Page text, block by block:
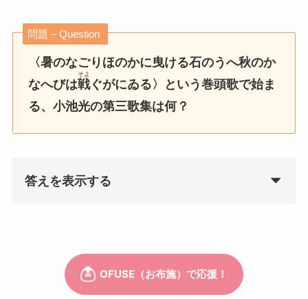
問題 – Question
〈暑のなごりほのかに曳ける石のうへ秋のか
なへびは戦
そよ
ぐがにゐる〉という巻頭歌で始ま
る、小池光の第三歌集は何？
答えを表示する